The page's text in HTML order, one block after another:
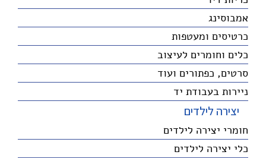
אמבוסינג
כרטיסים ומעטפות
כלים וחומרים לעיצוב
סרטים, כפתורים ועוד
ניירות בעבודת יד
יצירה לילדים
חומרי יצירה לילדים
כלי יצירה לילדים